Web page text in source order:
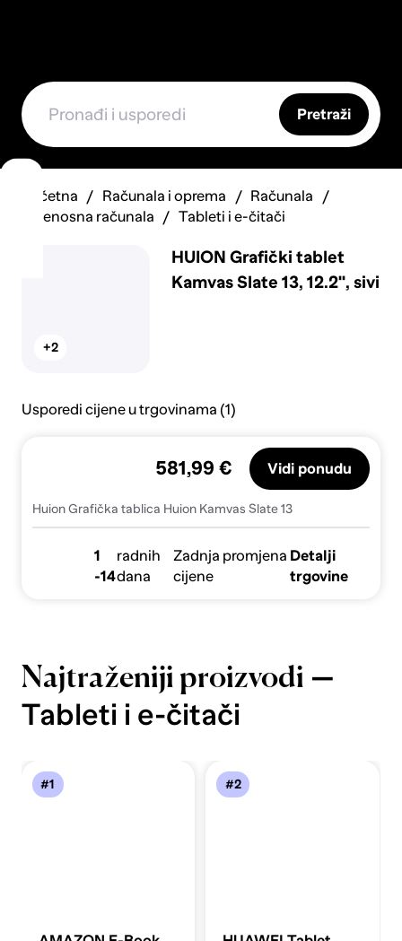
Pretraži
Početna Računala i oprema
Računala
Prijenosna računala
Tableti i e-čitači
+2
HUION Grafički tablet
Kamvas Slate 13, 12.2", sivi
Usporedi cijene u trgovinama (1)
Huion Grafička tablica Huion Kamvas Slate 13
581,99 € Vidi ponudu
1
-14
radnih
dana
Zadnja promjena
cijene
Detalji
trgovine
Najtraženiji proizvodi —
Tableti i e-čitači
#1 #2